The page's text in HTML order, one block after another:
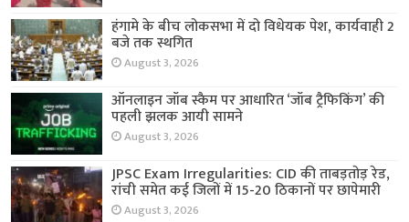
हंगामे के बीच लोकसभा में दो विधेयक पेश, कार्यवाही 2
बजे तक स्थगित
August 3, 2026
ऑनलाइन जॉब स्कैम पर आधारित ‘जॉब ट्रैफिकिंग’ की
पहली झलक आयी सामने
August 3, 2026
JPSC Exam Irregularities: CID की ताबड़तोड़ रेड,
रांची समेत कई जिलों में 15-20 ठिकानों पर छापेमारी
August 3, 2026